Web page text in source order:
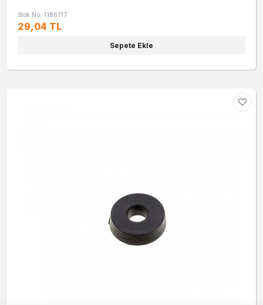
Stok No: 1186117
29,04 TL
Sepete Ekle